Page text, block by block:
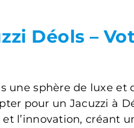
Déols –
une sphère de luxe
pour un Jacuzzi à
et l’innovation, créant